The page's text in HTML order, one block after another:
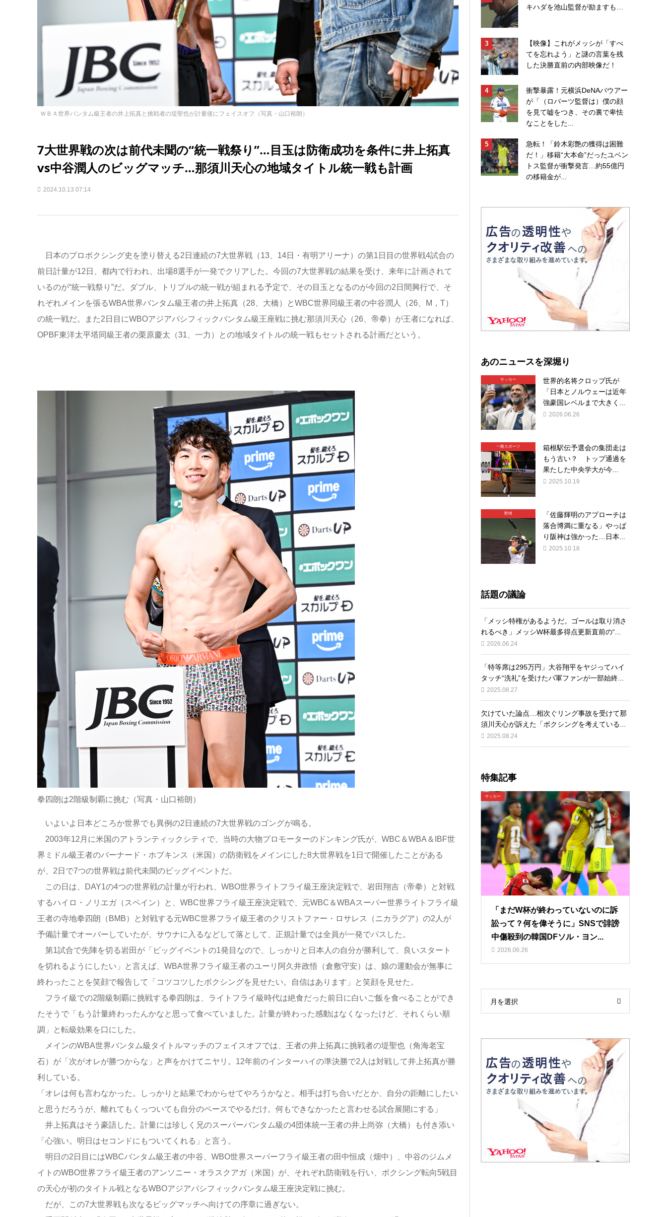
ＷＢＡ世界バンタム級王者の井上拓真と挑戦者の堤聖也が計量後にフェイスオフ（写真・山口裕朗）
7大世界戦の次は前代未聞の“統一戦祭り”…目玉は防衛成功を条件に井上拓真
vs中谷潤人のビッグマッチ…那須川天心の地域タイトル統一戦も計画
2024.10.13 07:14
日本のプロボクシング史を塗り替える2日連続の7大世界戦（13、14日・有明アリーナ）の第1日目の世界戦4試合の
前日計量が12日、都内で行われ、出場8選手が一発でクリアした。今回の7大世界戦の結果を受け、来年に計画されて
いるのが“統一戦祭り”だ。ダブル、トリプルの統一戦が組まれる予定で、その目玉となるのが今回の2日間興行で、そ
れぞれメインを張るWBA世界バンタム級王者の井上拓真（28、大橋）とWBC世界同級王者の中谷潤人（26、M，T）
の統一戦だ。また2日目にWBOアジアパシフィックバンタム級王座戦に挑む那須川天心（26、帝拳）が王者になれば、
OPBF東洋太平塔同級王者の栗原慶太（31、一力）との地域タイトルの統一戦もセットされる計画だという。
拳四朗は2階級制覇に挑む（写真・山口裕朗）
いよいよ日本どころか世界でも異例の2日連続の7大世界戦のゴングが鳴る。
2003年12月に米国のアトランティックシティで、当時の大物プロモーターのドンキング氏が、WBC＆WBA＆IBF世
界ミドル級王者のバーナード・ホプキンス（米国）の防衛戦をメインにした8大世界戦を1日で開催したことがある
が、2日で7つの世界戦は前代未聞のビッグイベントだ。
この日は、DAY1の4つの世界戦の計量が行われ、WBO世界ライトフライ級王座決定戦で、岩田翔吉（帝拳）と対戦
するハイロ・ノリエガ（スペイン）と、WBC世界フライ級王座決定戦で、元WBC＆WBAスーパー世界ライトフライ級
王者の寺地拳四朗（BMB）と対戦する元WBC世界フライ級王者のクリストファー・ロサレス（ニカラグア）の2人が
予備計量でオーバーしていたが、サウナに入るなどして落として、正規計量では全員が一発でパスした。
第1試合で先陣を切る岩田が「ビッグイベントの1発目なので、しっかりと日本人の自分が勝利して、良いスタート
を切れるようにしたい」と言えば、WBA世界フライ級王者のユーリ阿久井政悟（倉敷守安）は、娘の運動会が無事に
終わったことを笑顔で報告して「コツコツしたボクシングを見せたい。自信はあります」と笑顔を見せた。
フライ級での2階級制覇に挑戦する拳四朗は、ライトフライ級時代は絶食だった前日に白いご飯を食べることができ
たそうで「もう計量終わったんかなと思って食べていました。計量が終わった感動はなくなったけど、それくらい順
調」と転級効果を口にした。
メインのWBA世界バンタム級タイトルマッチのフェイスオフでは、王者の井上拓真に挑戦者の堤聖也（角海老宝
石）が「次がオレが勝つからな」と声をかけてニヤリ。12年前のインターハイの準決勝で2人は対戦して井上拓真が勝
利している。
「オレは何も言わなかった。しっかりと結果でわからせてやろうかなと。相手は打ち合いだとか、自分の距離にしたい
と思うだろうが、離れてもくっついても自分のペースでやるだけ。何もできなかったと言わせる試合展開にする」
井上拓真はそう豪語した。計量には珍しく兄のスーパーバンタム級の4団体統一王者の井上尚弥（大橋）も付き添い
「心強い。明日はセコンドにもついてくれる」と言う。
明日の2日目にはWBCバンタム級王者の中谷、WBO世界スーパーフライ級王者の田中恒成（畑中）、中谷のジムメ
イトのWBO世界フライ級王者のアンソニー・オラスクアガ（米国）が、それぞれ防衛戦を行い、ボクシング転向5戦目
の天心が初のタイトル戦となるWBOアジアパシフィックバンタム級王座決定戦に挑む。
だが、この7大世界戦も次なるビッグマッチへ向けての序章に過ぎない。
キハダを池山監督が励ますも…
【映像】これがメッシが「すべ
てを忘れよう」と謎の言葉を残
した決勝直前の内部映像だ！
衝撃暴露！元横浜DeNAバウアー
が「（ロバーツ監督は）僕の顔
を見て嘘をつき、その裏で卑怯
なことをした...
急転！「鈴木彩艶の獲得は困難
だ！」移籍“大本命”だったユベン
トス監督が衝撃発言…約55億円
の移籍金が...
あのニュースを深堀り
サッカー
世界的名将クロップ氏が
「日本とノルウェーは近年
強豪国レベルまで大きく...
2026.06.26
一般スポーツ
箱根駅伝予選会の集団走は
もう古い？ トップ通過を
果たした中央学大が今...
2025.10.19
野球
「佐藤輝明のアプローチは
落合博満に重なる」やっぱ
り阪神は強かった…日本...
2025.10.18
話題の議論
「メッシ特権があるようだ。ゴールは取り消さ
れるべき」メッシW杯最多得点更新直前の“...
2026.06.24
「特等席は295万円」大谷翔平をヤジってハイ
タッチ“洗礼”を受けたパ軍ファンが一部始終...
2025.08.27
欠けていた論点…相次ぐリング事故を受けて那
須川天心が訴えた「ボクシングを考えている...
2025.08.24
特集記事
サッカー
「まだW杯が終わっていないのに訴
訟って？何を偉そうに」SNSで誹謗
中傷殺到の韓国DFソル・ヨン...
2026.06.26
月を選択